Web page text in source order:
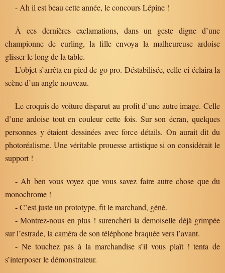
- Ah il est beau cette année, le concours Lépine !
À ces dernières exclamations, dans un geste digne d’une
championne de curling, la fille envoya la malheureuse ardoise
glisser le long de la table.
L’objet s’arrêta en pied de go pro. Déstabilisée, celle-ci éclaira la
scène d’un angle nouveau.
Le croquis de voiture disparut au profit d’une autre image. Celle
d’une ardoise tout en couleur cette fois. Sur son écran, quelques
personnes y étaient dessinées avec force détails. On aurait dit du
photoréalisme. Une véritable prouesse artistique si on considérait le
support !
- Ah ben vous voyez que vous savez faire autre chose que du
monochrome !
- C’est juste un prototype, fit le marchand, géné.
- Montrez-nous en plus ! surenchéri la demoiselle déjà grimpée
sur l’estrade, la caméra de son téléphone braquée vers l’avant.
- Ne touchez pas à la marchandise s’il vous plaît ! tenta de
s’interposer le démonstrateur.